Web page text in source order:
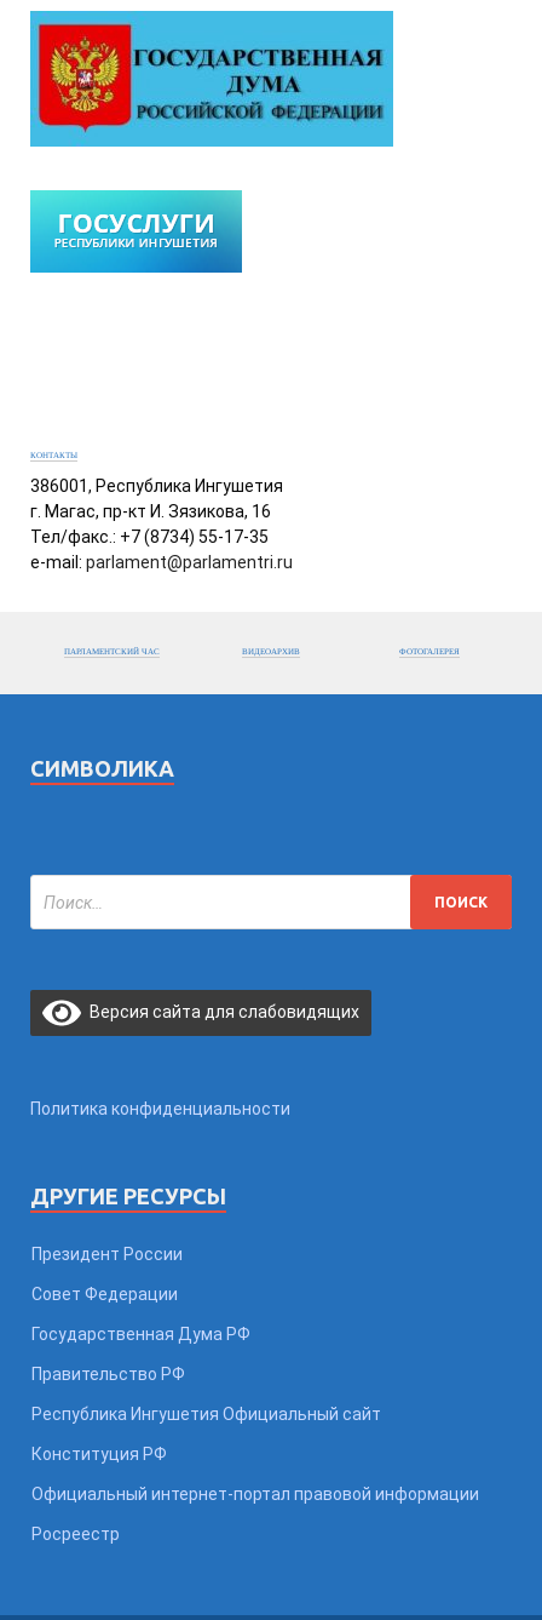
КОНТАКТЫ
386001, Республика Ингушетия
г. Магас, пр-кт И. Зязикова, 16
Тел/факс.: +7 (8734) 55-17-35
e-mail: parlament@parlamentri.ru
ПАРЛАМЕНТСКИЙ ЧАС ВИДЕОАРХИВ ФОТОГАЛЕРЕЯ
СИМВОЛИКА
Версия сайта для слабовидящих
Политика конфиденциальности
ДРУГИЕ РЕСУРСЫ
Президент России
Совет Федерации
Государственная Дума РФ
Правительство РФ
Республика Ингушетия Официальный сайт
Конституция РФ
Официальный интернет-портал правовой информации
Росреестр